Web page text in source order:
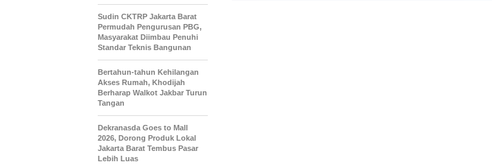
Sudin CKTRP Jakarta Barat
Permudah Pengurusan PBG,
Masyarakat Diimbau Penuhi
Standar Teknis Bangunan
Bertahun-tahun Kehilangan
Akses Rumah, Khodijah
Berharap Walkot Jakbar Turun
Tangan
Dekranasda Goes to Mall
2026, Dorong Produk Lokal
Jakarta Barat Tembus Pasar
Lebih Luas